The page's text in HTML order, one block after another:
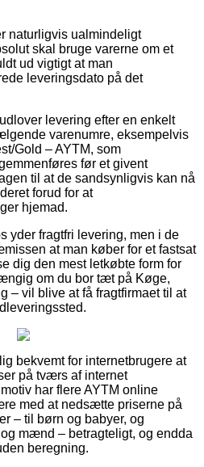
naturligvis ualmindeligt
skal bruge varerne om et
ud vigtigt at man
leveringsdato på det
levering efter en enkelt
varenumre, eksempelvis
Gold – AYTM, som
før et givent
til at de sandsynligvis kan nå
forud for at
hjemad.
yder fragtfri levering, men i de
at man køber for et fastsat
dig den mest letkøbte form for
om du bor tæt på Køge,
– vil blive at få fragtfirmaet til at
bekvemt for internetbrugere at
på tværs af internet
har flere AYTM online
med at nedsætte priserne på
– til børn og babyer, og
mænd – betragteligt, og endda
beregning.